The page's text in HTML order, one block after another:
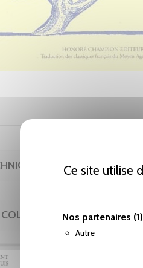
Ce site utilise
Nos partenaires (1)
Autre